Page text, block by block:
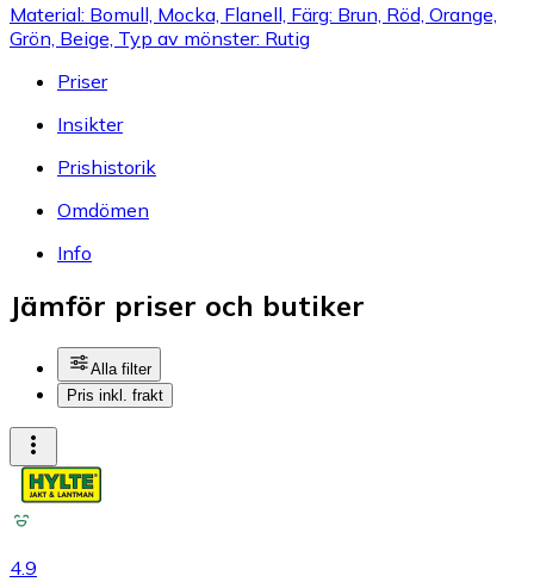
Material: Bomull, Mocka, Flanell, Färg: Brun, Röd, Orange,
Grön, Beige, Typ av mönster: Rutig
Priser
Insikter
Prishistorik
Omdömen
Info
Jämför priser och butiker
Alla filter
Pris inkl. frakt
4.9